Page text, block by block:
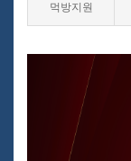
먹방지원